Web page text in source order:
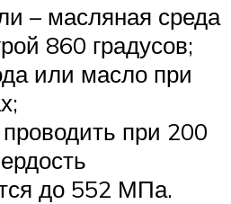
– масляная среда
860 градусов;
или масло при
проводить при 200
до 552 МПа.